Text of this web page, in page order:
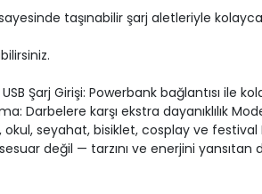
taşınabilir şarj aletleriyle kolayca
Şarj Girişi: Powerbank bağlantısı ile
Darbelere karşı ekstra dayanıklılık
okul, seyahat, bisiklet, cosplay ve
değil — tarzını ve enerjini yansıtan